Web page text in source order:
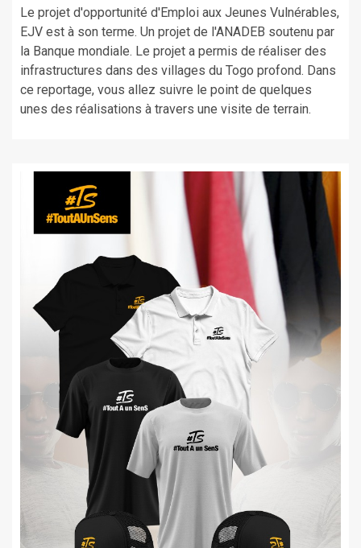
Le projet d'opportunité d'Emploi aux Jeunes Vulnérables,
EJV est à son terme. Un projet de l'ANADEB soutenu par
la Banque mondiale. Le projet a permis de réaliser des
infrastructures dans des villages du Togo profond. Dans
ce reportage, vous allez suivre le point de quelques
unes des réalisations à travers une visite de terrain.